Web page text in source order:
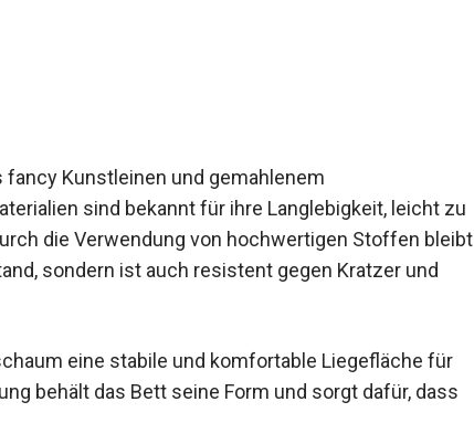
fancy Kunstleinen und gemahlenem
sind bekannt für ihre Langlebigkeit, leicht zu
die Verwendung von hochwertigen Stoffen bleibt
sondern ist auch resistent gegen Kratzer und
eine stabile und komfortable Liegefläche für
behält das Bett seine Form und sorgt dafür, dass